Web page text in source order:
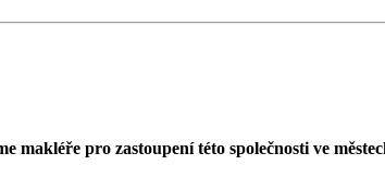
makléře pro zastoupení této společnosti ve